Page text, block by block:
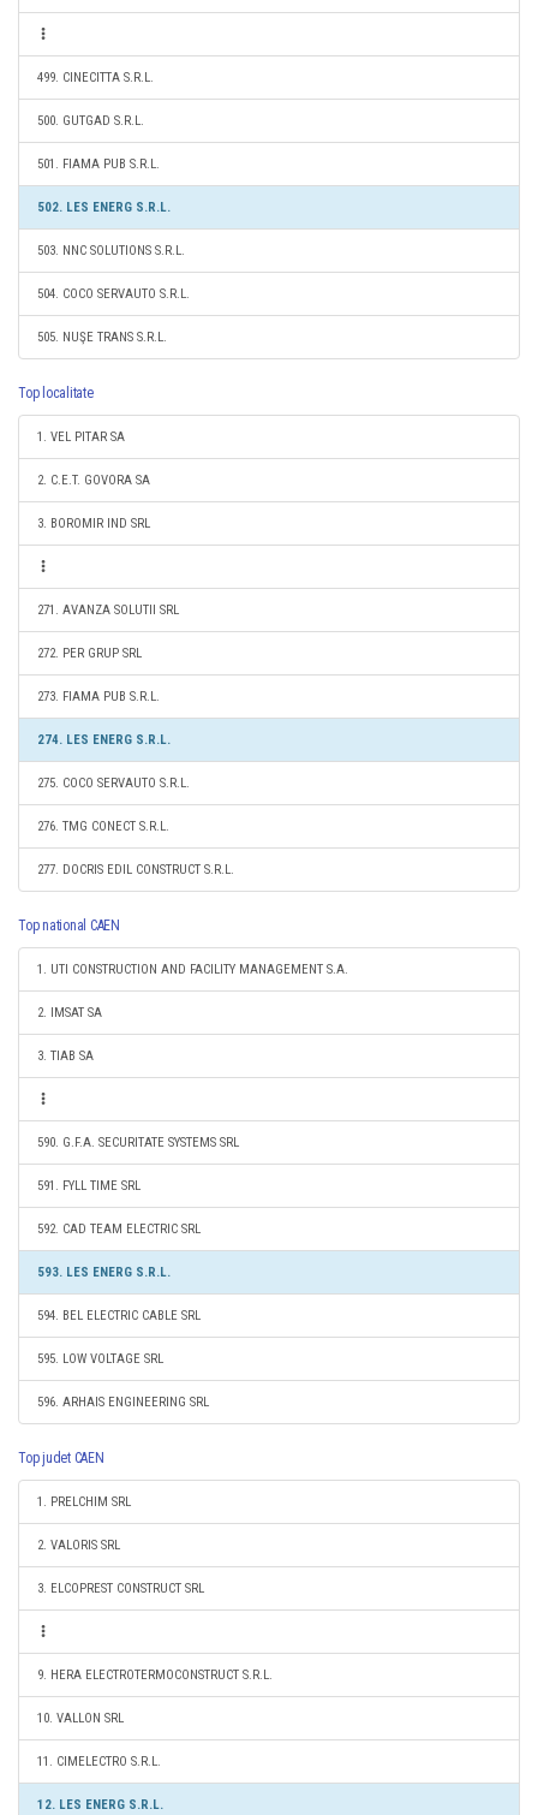
499. CINECITTA S.R.L.
500. GUTGAD S.R.L.
501. FIAMA PUB S.R.L.
502. LES ENERG S.R.L.
503. NNC SOLUTIONS S.R.L.
504. COCO SERVAUTO S.R.L.
505. NUŞE TRANS S.R.L.
Top localitate
1. VEL PITAR SA
2. C.E.T. GOVORA SA
3. BOROMIR IND SRL
271. AVANZA SOLUTII SRL
272. PER GRUP SRL
273. FIAMA PUB S.R.L.
274. LES ENERG S.R.L.
275. COCO SERVAUTO S.R.L.
276. TMG CONECT S.R.L.
277. DOCRIS EDIL CONSTRUCT S.R.L.
Top national CAEN
1. UTI CONSTRUCTION AND FACILITY MANAGEMENT S.A.
2. IMSAT SA
3. TIAB SA
590. G.F.A. SECURITATE SYSTEMS SRL
591. FYLL TIME SRL
592. CAD TEAM ELECTRIC SRL
593. LES ENERG S.R.L.
594. BEL ELECTRIC CABLE SRL
595. LOW VOLTAGE SRL
596. ARHAIS ENGINEERING SRL
Top judet CAEN
1. PRELCHIM SRL
2. VALORIS SRL
3. ELCOPREST CONSTRUCT SRL
9. HERA ELECTROTERMOCONSTRUCT S.R.L.
10. VALLON SRL
11. CIMELECTRO S.R.L.
12. LES ENERG S.R.L.